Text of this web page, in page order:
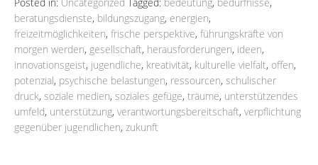
beratungsdienste, bildungszugang, energien,
freizeitmöglichkeiten, frische perspektive, führungskräfte von
morgen werden, gesellschaft, herausforderungen, ideen,
innovationsgeist, jugendliche, kreativität, kulturelle vielfalt, offen,
potenzial, psychische belastungen, ressourcen, schulischer
druck, soziale medien, soziales gefüge, träume, unterstützendes
umfeld, unterstützung, verantwortungsbereitschaft, verpflichtung
gegenüber jugendlichen, zukunft